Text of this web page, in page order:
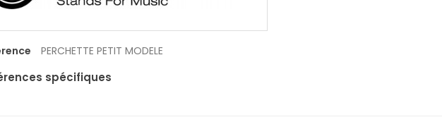
PERCHETTE PETIT MODELE
spécifiques